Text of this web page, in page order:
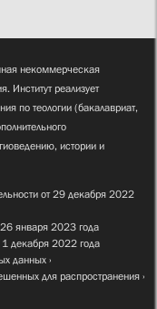
некоммерческая
Институт реализует
по теологии (бакалавриат,
истории и
от 29 декабря 2022
26 января 2023 года
декабря 2022 года
данных
для распространения